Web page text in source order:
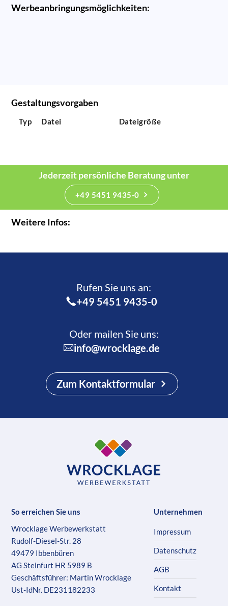
Werbeanbringungsmöglichkeiten:
Gestaltungsvorgaben
Typ Datei Dateigröße
Jederzeit persönliche Beratung unter
+49 5451 9435-0
Weitere Infos:
Rufen Sie uns an:­
+49 5451 9435-0
Oder mailen Sie uns:
info@wrocklage.de
Zum Kontaktformular
So erreichen Sie uns
Wrocklage Werbewerkstatt
Rudolf-Diesel-Str. 28
49479 Ibbenbüren
AG Steinfurt HR 5989 B
Geschäftsführer: Martin Wrocklage
Ust-IdNr. DE231182233
Unternehmen
Impressum
Datenschutz
AGB
Kontakt